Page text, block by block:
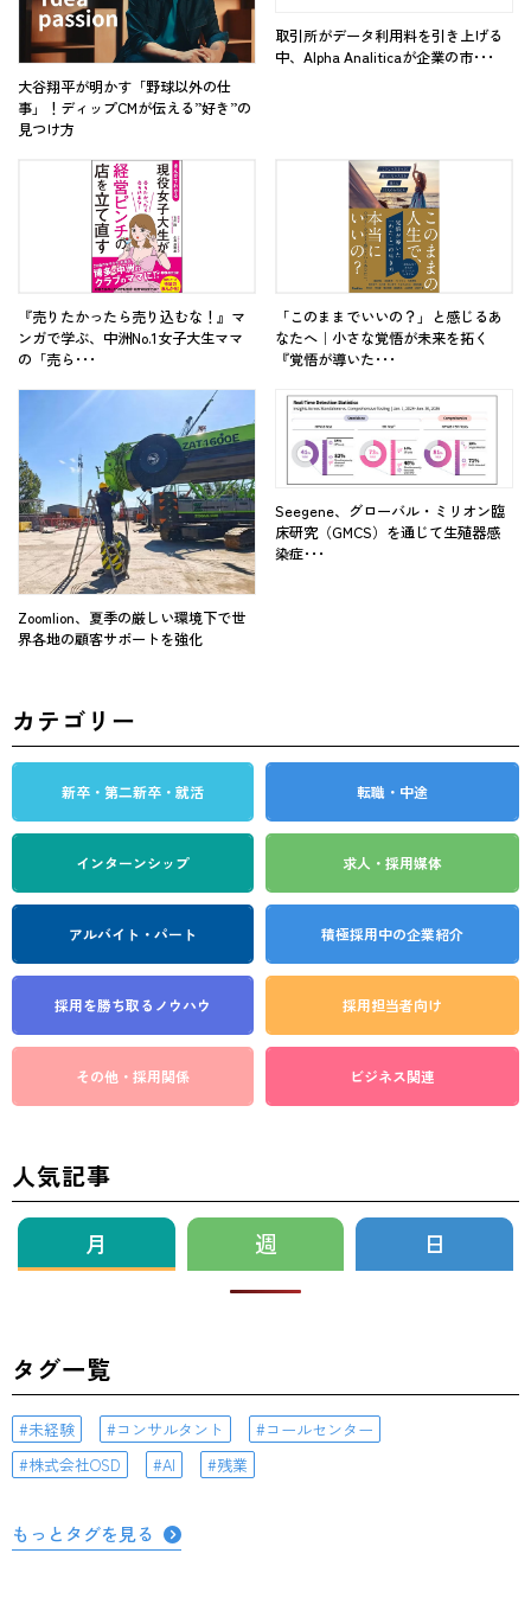
大谷翔平が明かす「野球以外の仕
事」！ディップCMが伝える”好き”の
見つけ方
取引所がデータ利用料を引き上げる
中、Alpha Analiticaが企業の市･･･
『売りたかったら売り込むな！』マ
ンガで学ぶ、中洲No.1女子大生ママ
の「売ら･･･
「このままでいいの？」と感じるあ
なたへ｜小さな覚悟が未来を拓く
『覚悟が導いた･･･
Zoomlion、夏季の厳しい環境下で世
界各地の顧客サポートを強化
Seegene、グローバル・ミリオン臨
床研究（GMCS）を通じて生殖器感
染症･･･
カテゴリー
新卒・第二新卒・就活 転職・中途
インターンシップ 求人・採用媒体
アルバイト・パート 積極採用中の企業紹介
採用を勝ち取る ノウハウ 採用担当者向け
その他・採用関係 ビジネス関連
人気記事
月 週 日
タグ一覧
未経験 コンサルタント
コールセンター
株式会社OSD
AI 残業
もっとタグを見る